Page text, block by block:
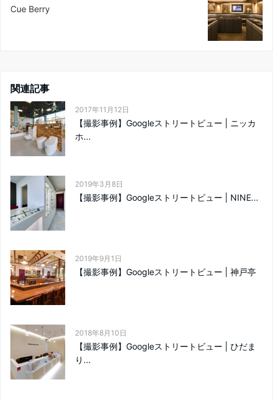
Cue Berry
関連記事
2017年11月12日
【撮影事例】Googleストリートビュー | ニッカ
ホ...
2019年3月8日
【撮影事例】Googleストリートビュー | NINE...
2019年9月1日
【撮影事例】Googleストリートビュー | 神戸亭
2018年8月10日
【撮影事例】Googleストリートビュー | ひだま
り...